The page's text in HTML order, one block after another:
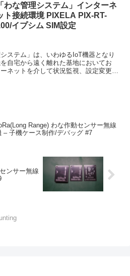
「わな管理システム」インターネ
ト接続環境 PIXELA PIX-RT-
イプシム SIM設定
ステム」は、いわゆるIoT機器となり
自宅から遠く離れた基地においてお
ネットを介して状況監視、設定変更を
Range) わな作動センサー無線
– 子機ケース制作/デバッグ #7
ンサー無線
#9